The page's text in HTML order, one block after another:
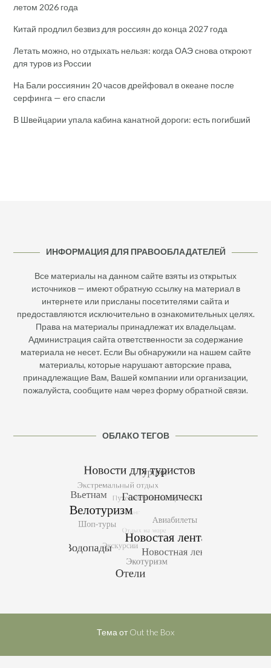
летом 2026 года
Китай продлил безвиз для россиян до конца 2027 года
Летать можно, но отдыхать нельзя: когда ОАЭ снова откроют
для туров из России
На Бали россиянин 20 часов дрейфовал в океане после
серфинга — его спасли
В Швейцарии упала кабина канатной дороги: есть погибший
ИНФОРМАЦИЯ ДЛЯ ПРАВООБЛАДАТЕЛЕЙ
Все материалы на данном сайте взяты из открытых
источников — имеют обратную ссылку на материал в
интернете или присланы посетителями сайта и
предоставляются исключительно в ознакомительных целях.
Права на материалы принадлежат их владельцам.
Администрация сайта ответственности за содержание
материала не несет. Если Вы обнаружили на нашем сайте
материалы, которые нарушают авторские права,
принадлежащие Вам, Вашей компании или организации,
пожалуйста, сообщите нам через форму обратной связи.
ОБЛАКО ТЕГОВ
Тема от Out the Box